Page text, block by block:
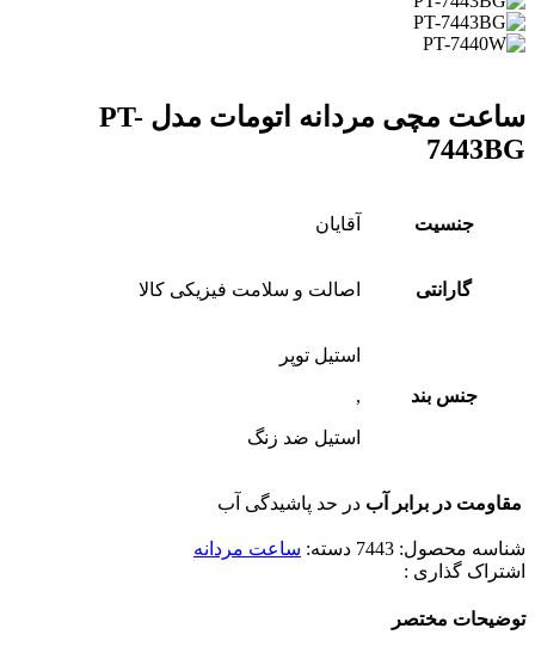
ساعت مچی مردانه اتومات مدل PT-
7443BG
جنسیت آقایان
گارانتی اصالت و سلامت فیزیکی کالا
جنس بند
استیل توپر
,
استیل ضد زنگ
مقاومت در برابر آب در حد پاشیدگی آب
شناسه محصول: 7443 دسته: ساعت مردانه
اشتراک گذاری :
توضیحات مختصر